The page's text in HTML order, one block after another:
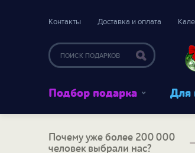
Контакты Доставка и оплата
Подбор подарка Для
Почему уже более 200 000
человек выбрали нас?